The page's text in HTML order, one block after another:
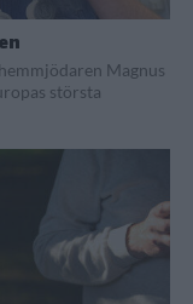
Magnus
största